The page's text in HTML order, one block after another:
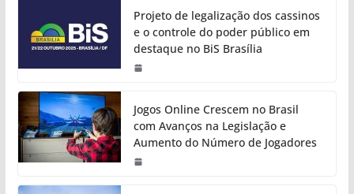
Projeto de legalização dos cassinos
e o controle do poder público em
destaque no BiS Brasília
Jogos Online Crescem no Brasil
com Avanços na Legislação e
Aumento do Número de Jogadores